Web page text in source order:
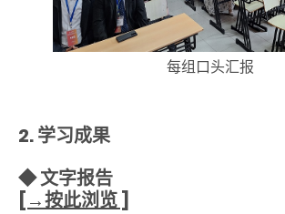
每组口头汇报
2. 学习成果
◆ 文字报告
[→按此浏览 ]